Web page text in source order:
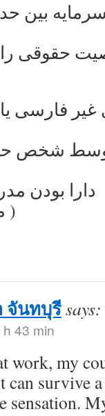
حقوقی را
فارسی یا
توسط شخص
2)دارا بودن
( مدیر عامل شرکت )
จันทบุรีsays:
43 min
work, my
can survive
sensation.